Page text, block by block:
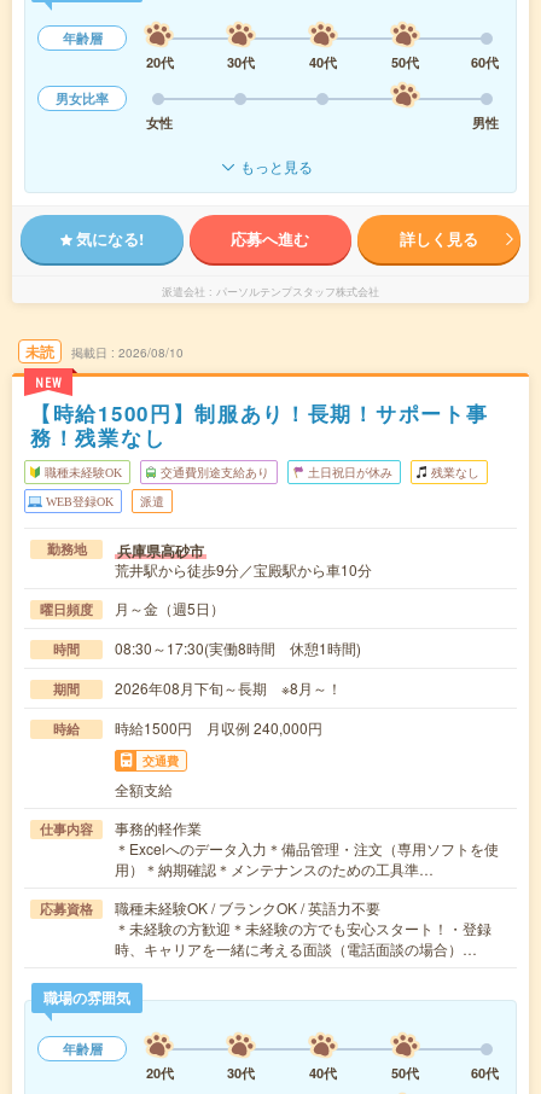
年齢層
20代
30代 40代 50代
60代
男女比率
女性
男性
もっと見る
気になる! 応募へ進む 詳しく見る
派遣会社 パーソルテンプスタッフ株式会社
未読
NEW
掲載日 2026/08/10
【時給1500円】制服あり！長期！サポート事
務！残業なし
職種未経験OK 交通費別途支給あり 土日祝日が休み 残業なし
WEB登録OK 派遣
勤務地 兵庫県高砂市
荒井駅から徒歩9分／宝殿駅から車10分
曜日頻度 月～金（週5日）
時間 08:30～17:30(実働8時間 休憩1時間)
期間 2026年08月下旬～長期 ※8月～！
時給 時給1500円 月収例 240,000円
交通費
全額支給
仕事内容
事務的軽作業
＊Excelへのデータ入力＊備品管理・注文（専用ソフトを使
用）＊納期確認＊メンテナンスのための工具準…
応募資格
職種未経験OK / ブランクOK / 英語力不要
＊未経験の方歓迎＊未経験の方でも安心スタート！・登録
時、キャリアを一緒に考える面談（電話面談の場合）…
職場の雰囲気
年齢層
20代
30代 40代 50代
60代